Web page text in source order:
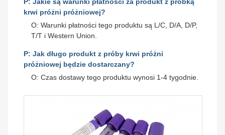
P: Jakie są warunki płatności za produkt z próbką
krwi próżni próżniowej?
O: Warunki płatności tego produktu są L/C, D/A, D/P,
T/T i Western Union.
P: Jak długo produkt z próby krwi próżni
próżniowej będzie dostarczany?
O: Czas dostawy tego produktu wynosi 1-4 tygodnie.